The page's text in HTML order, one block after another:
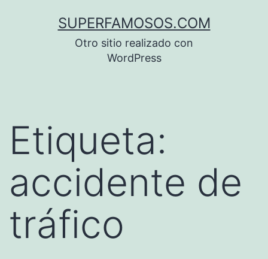
SUPERFAMOSOS.COM
Otro sitio realizado con
WordPress
Etiqueta:
accidente de
tráfico